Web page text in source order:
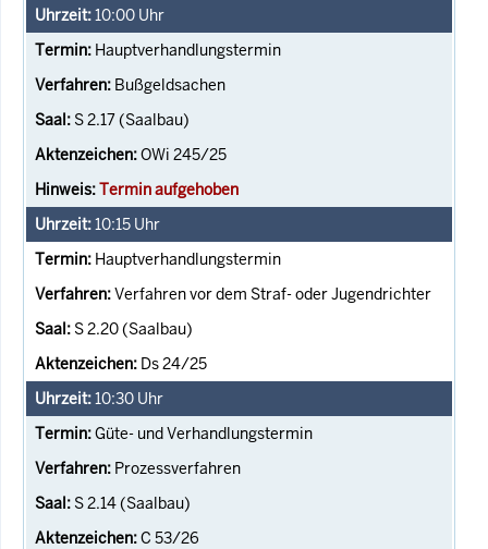
10:00 Uhr
Hauptverhandlungstermin
Bußgeldsachen
S 2.17 (Saalbau)
OWi 245/25
Termin aufgehoben
10:15 Uhr
Hauptverhandlungstermin
Verfahren vor dem Straf- oder Jugendrichter
S 2.20 (Saalbau)
Ds 24/25
10:30 Uhr
Güte- und Verhandlungstermin
Prozessverfahren
S 2.14 (Saalbau)
C 53/26